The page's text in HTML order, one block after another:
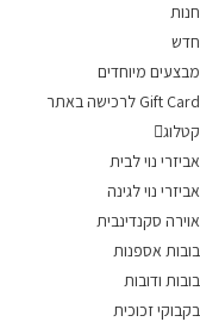
חנות
חדש
מבצעים מיוחדים
Gift Card לרכישה באתר
קטלוג
אביזרי נוי לבית
אביזרי נוי לגינה
אוירה סקנדינבית
בובות אספנות
בובות ודובות
בקבוקי זכוכית